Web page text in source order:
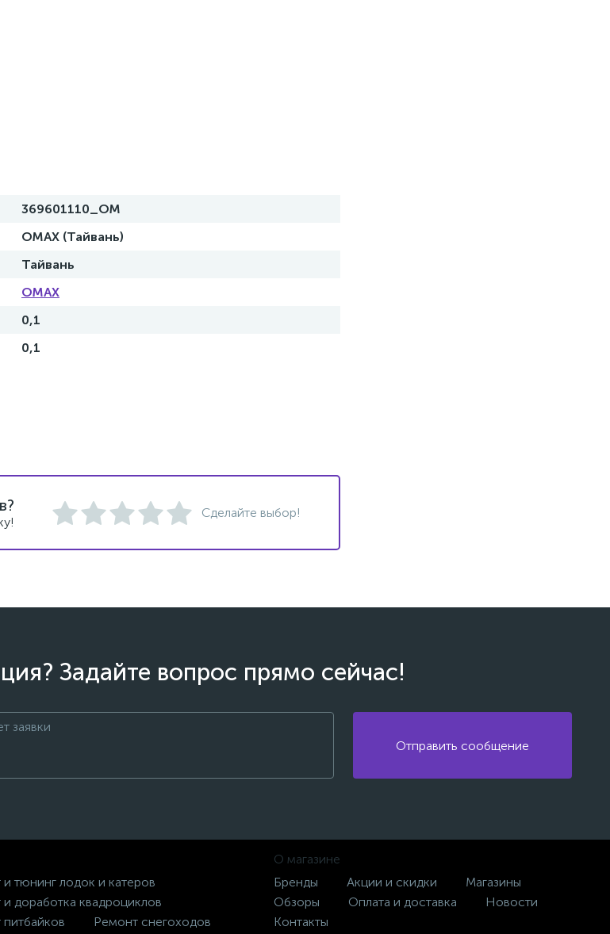
369601110_OM
OMAX (Тайвань)
Тайвань
OMAX
0,1
0,1
Сделайте выбор!
Задайте вопрос прямо сейчас!
Отправить сообщение
тюнинг лодок и катеров
доработка квадроциклов
Ремонт снегоходов
О магазине
Бренды
Акции и скидки
Магазины
Обзоры
Оплата и доставка
Новости
Контакты